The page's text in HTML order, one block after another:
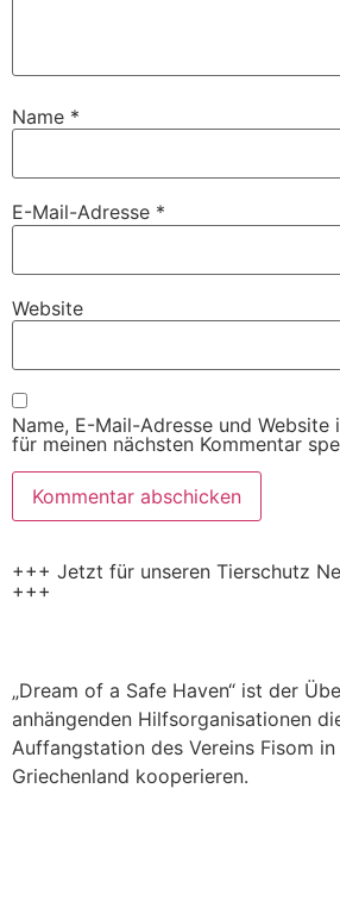
Name *
E-Mail-Adresse *
Website
Name, E-Mail-Adresse und Website
für meinen nächsten Kommentar
+++ Jetzt für unseren Tierschutz
+++
„Dream of a Safe Haven“ ist der
anhängenden Hilfsorganisationen
Auffangstation des Vereins Fisom in
Griechenland kooperieren.